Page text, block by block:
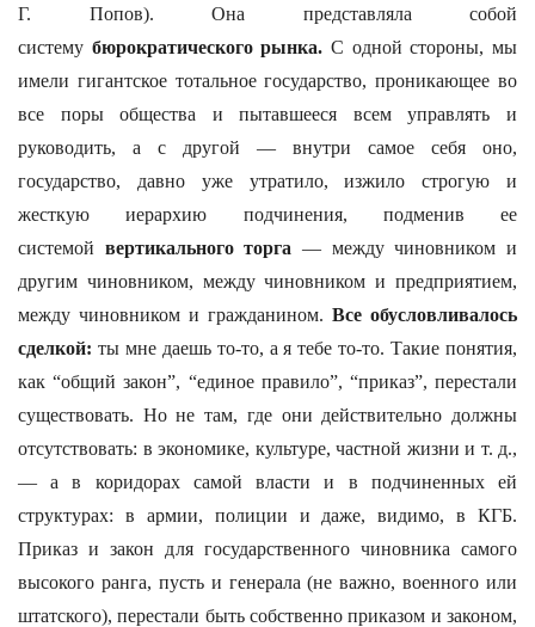
Г. Попов). Она представляла собой
систему бюрократического рынка.С одной стороны, мы
имели гигантское тотальное государство, проникающее во
все поры общества и пытавшееся всем управлять и
руководить, а с другой — внутри самое себя оно,
государство, давно уже утратило, изжило строгую и
жесткую иерархию подчинения, подменив ее
системой вертикального торга — между чиновником и
другим чиновником, между чиновником и предприятием,
между чиновником и гражданином. Все обусловливалось
сделкой: ты мне даешь то-то, а я тебе то-то. Такие понятия,
как “общий закон”, “единое правило”, “приказ”, перестали
существовать. Но не там, где они действительно должны
отсутствовать: в экономике, культуре, частной жизни и т. д.,
— а в коридорах самой власти и в подчиненных ей
структурах: в армии, полиции и даже, видимо, в КГБ.
Приказ и закон для государственного чиновника самого
высокого ранга, пусть и генерала (не важно, военного или
штатского), перестали быть собственно приказом и законом,